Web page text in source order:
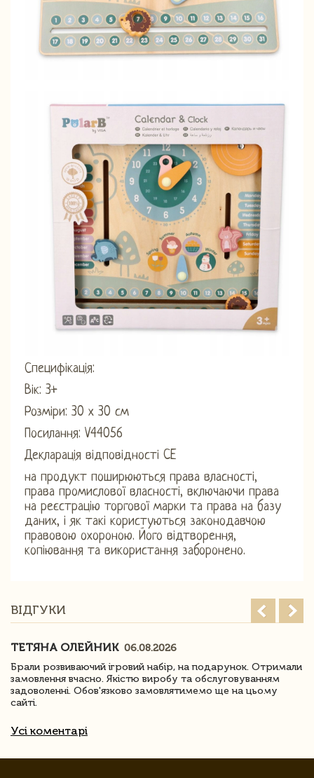
Специфікація:
Вік: 3+
Розміри: 30 х 30 см
Посилання: V44056
Декларація відповідності CE
на продукт поширюються права власності,
права промислової власності, включаючи права
на реєстрацію торгової марки та права на базу
даних, і як такі користуються законодавчою
правовою охороною. Його відтворення,
копіювання та використання заборонено.
ВІДГУКИ
ТЕТЯНА ОЛЕЙНИК 06.08.2026
Брали розвиваючий ігровий набір, на подарунок. Отримали
замовлення вчасно. Якістю виробу та обслуговуванням
задоволенні. Обов'язково замовлятимемо ще на цьому
сайті.
Усі коментарі